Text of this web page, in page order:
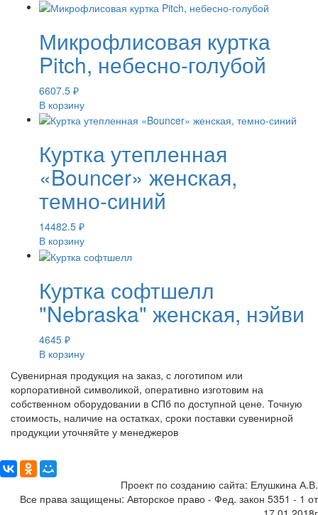
Микрофлисовая куртка
Pitch, небесно-голубой
6607.5 ₽
В корзину
Куртка утепленная
«Bouncer» женская,
темно-синий
14482.5 ₽
В корзину
Куртка софтшелл
"Nebraska" женская, нэйви
4645 ₽
В корзину
Сувенирная продукция на заказ, с логотипом или
корпоративной символикой, оперативно изготовим на
собственном оборудовании в СПб по доступной цене. Точную
стоимость, наличие на остатках, сроки поставки сувенирной
продукции уточняйте у менеджеров
Проект по созданию сайта: Елушкина А.В.
Все права защищены: Авторское право - Фед. закон 5351 - 1 от